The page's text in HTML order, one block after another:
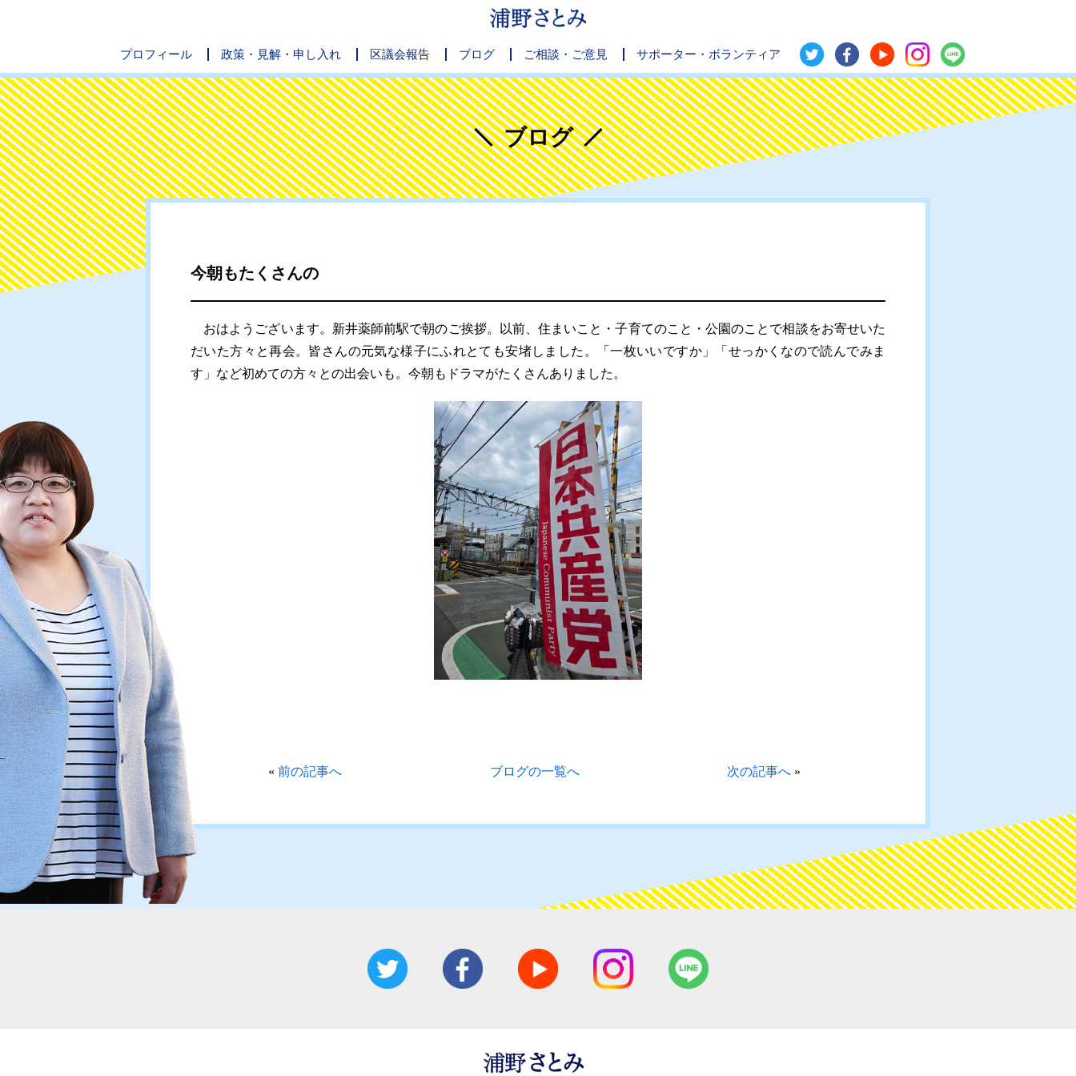
プロフィール 政策・見解・申し入れ 区議会報告 ブログ ご相談・ご意見 サポーター・ボランティア
ブログ
今朝もたくさんの
おはようございます。新井薬師前駅で朝のご挨拶。以前、住まいこと・子育てのこと・公園のことで相談をお寄せいた
だいた方々と再会。皆さんの元気な様子にふれとても安堵しました。「一枚いいですか」「せっかくなので読んでみま
す」など初めての方々との出会いも。今朝もドラマがたくさんありました。
«前の記事へ ブログの一覧へ 次の記事へ »